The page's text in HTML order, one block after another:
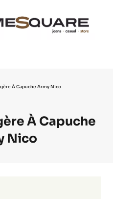
À Capuche Army Nico
À Capuche
Nico